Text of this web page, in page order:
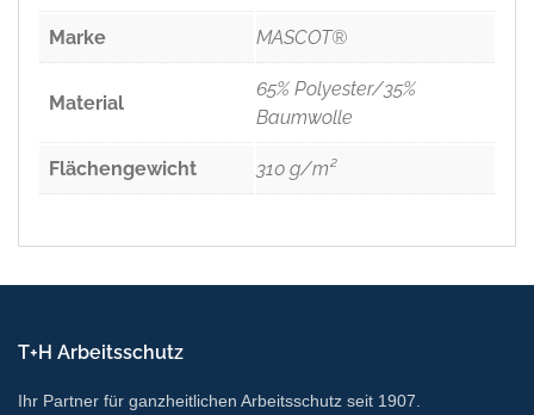
Marke MASCOT®
Material
65% Polyester/35%
Baumwolle
Flächengewicht 310 g/m²
T+H Arbeitsschutz
Ihr Partner für ganzheitlichen Arbeitsschutz seit 1907.